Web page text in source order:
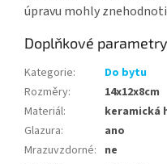
úpravu mohly
Doplňkové parametry
Kategorie:
Do bytu
Rozměry:
14x12x8cm
Materiál:
keramická
Glazura:
ano
Mrazuvzdorné: ne